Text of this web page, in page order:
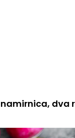
namirnica, dva